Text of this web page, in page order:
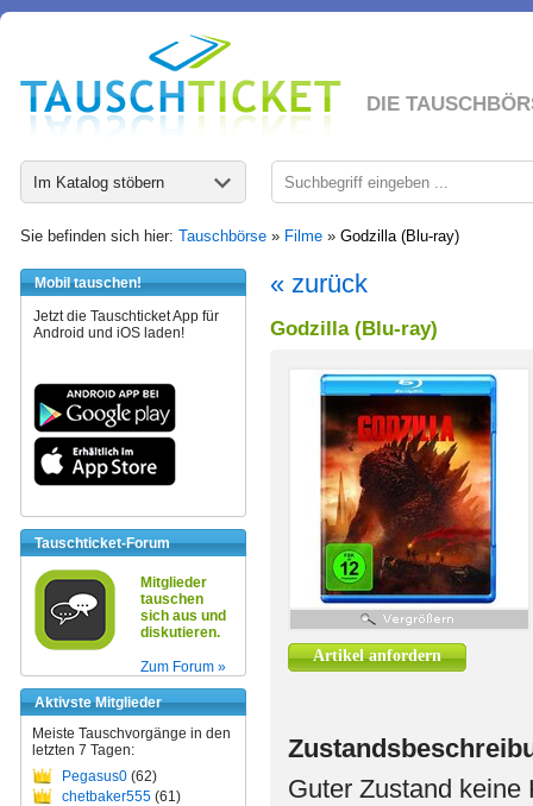
DIE
Im Katalog stöbern
Sie befinden sich hier: Tauschbörse » Filme » Godzilla (Blu-ray)
Mobil tauschen!
Jetzt die Tauschticket App für
Android und iOS laden!
Tauschticket-Forum
Mitglieder
tauschen
sich aus und
diskutieren.
Zum Forum »
Aktivste Mitglieder
Meiste Tauschvorgänge in den
letzten 7 Tagen:
Pegasus0 (62)
chetbaker555 (61)
« zurück
Godzilla (Blu-ray)
Artikel anfordern
Guter Zustand keine